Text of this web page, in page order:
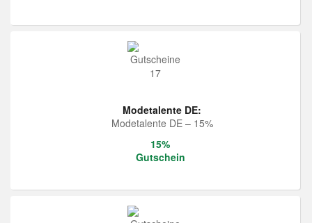
Modetalente DE:
Modetalente DE – 15%
15%
Gutschein